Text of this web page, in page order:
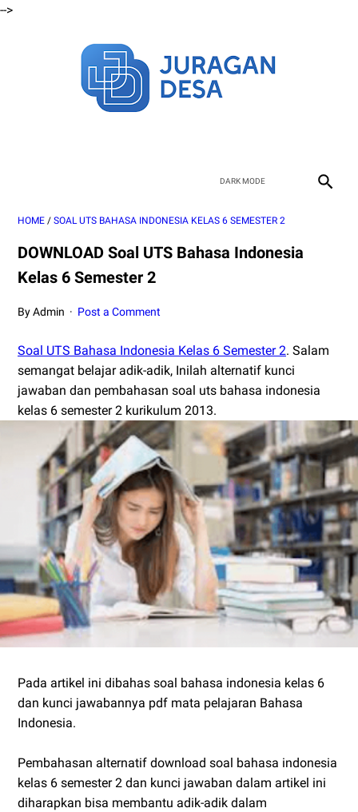
-->
HOME / SOAL UTS BAHASA INDONESIA KELAS 6 SEMESTER 2
DOWNLOAD Soal UTS Bahasa Indonesia
Kelas 6 Semester 2
By Admin Post a Comment
Soal UTS Bahasa Indonesia Kelas 6 Semester 2. Salam
semangat belajar adik-adik, Inilah alternatif kunci
jawaban dan pembahasan soal uts bahasa indonesia
kelas 6 semester 2 kurikulum 2013.
Pada artikel ini dibahas soal bahasa indonesia kelas 6
dan kunci jawabannya pdf mata pelajaran Bahasa
Indonesia.
Pembahasan alternatif download soal bahasa indonesia
kelas 6 semester 2 dan kunci jawaban dalam artikel ini
diharapkan bisa membantu adik-adik dalam